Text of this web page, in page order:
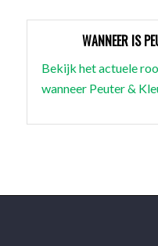
WANNEER IS
Bekijk het actuele
wanneer Peuter &